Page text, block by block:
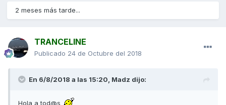
2 meses más tarde...
TRANCELINE
Publicado 24 de Octubre del 2018
En 6/8/2018 a las 15:20, Madz dijo:
Hola a tod@s